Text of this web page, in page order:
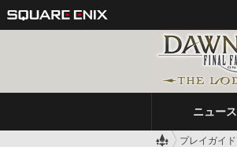
ニュース
プレイガイド